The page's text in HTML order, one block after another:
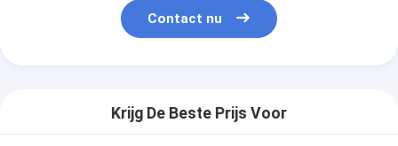
Contact nu
Krijg De Beste Prijs Voor